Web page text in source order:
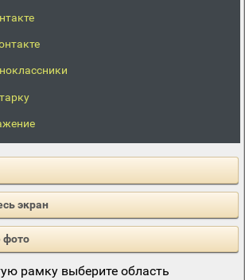
экран
фото
рамку выберите область